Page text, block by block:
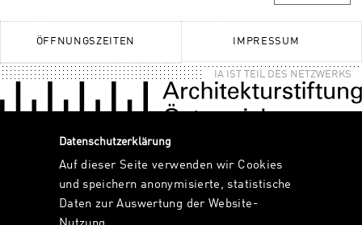
ÖFFNUNGSZEITEN IMPRESSUM
IA IST TEIL DES NETZWERKS
Datenschutzerklärung
Auf dieser Seite verwenden wir Cookies
und speichern anonymisierte, statistische
Daten zur Auswertung der Website-